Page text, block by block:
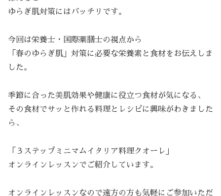
ゆらぎ肌対策にはバッチリです。
今回は栄養士・国際薬膳士の視点から
「春のゆらぎ肌」対策に必要な栄養素と食材をお伝えしま
した。
季節に合った美肌効果や健康に役立つ食材が気になる、
その食材でサッと作れる料理とレシピに興味がわきました
ら、
「３ステップミニマムイタリア料理クオーレ」
オンラインレッスンでご紹介しています。
オンラインレッスンなので遠方の方も気軽にご参加いただ